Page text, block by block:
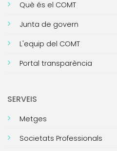
Què és el COMT
Junta de govern
L'equip del COMT
Portal transparència
SERVEIS
Metges
Societats Professionals